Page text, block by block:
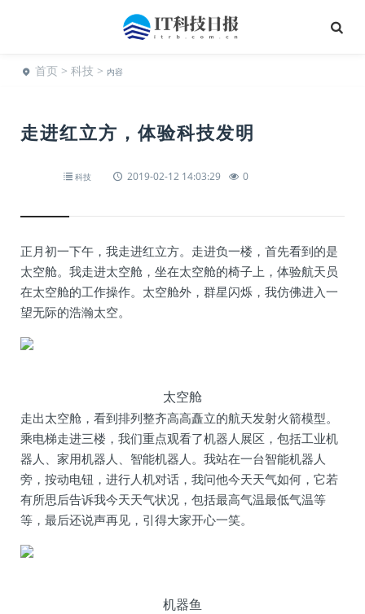
首页 > 科技 > 内容
走进红立方，体验科技发明
科技 2019-02-12 14:03:29 0
正月初一下午，我走进红立方。走进负一楼，首先看到的是
太空舱。我走进太空舱，坐在太空舱的椅子上，体验航天员
在太空舱的工作操作。太空舱外，群星闪烁，我仿佛进入一
望无际的浩瀚太空。
太空舱
走出太空舱，看到排列整齐高高矗立的航天发射火箭模型。
乘电梯走进三楼，我们重点观看了机器人展区，包括工业机
器人、家用机器人、智能机器人。我站在一台智能机器人
旁，按动电钮，进行人机对话，我问他今天天气如何，它若
有所思后告诉我今天天气状况，包括最高气温最低气温等
等，最后还说声再见，引得大家开心一笑。
机器鱼